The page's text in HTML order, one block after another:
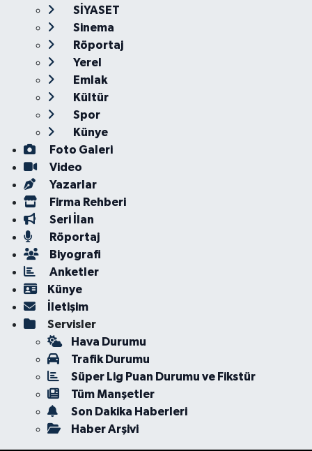
SİYASET
Sinema
Röportaj
Yerel
Emlak
Kültür
Spor
Künye
Foto Galeri
Video
Yazarlar
Firma Rehberi
Seri İlan
Röportaj
Biyografi
Anketler
Künye
İletişim
Servisler
Hava Durumu
Trafik Durumu
Süper Lig Puan Durumu ve Fikstür
Tüm Manşetler
Son Dakika Haberleri
Haber Arşivi